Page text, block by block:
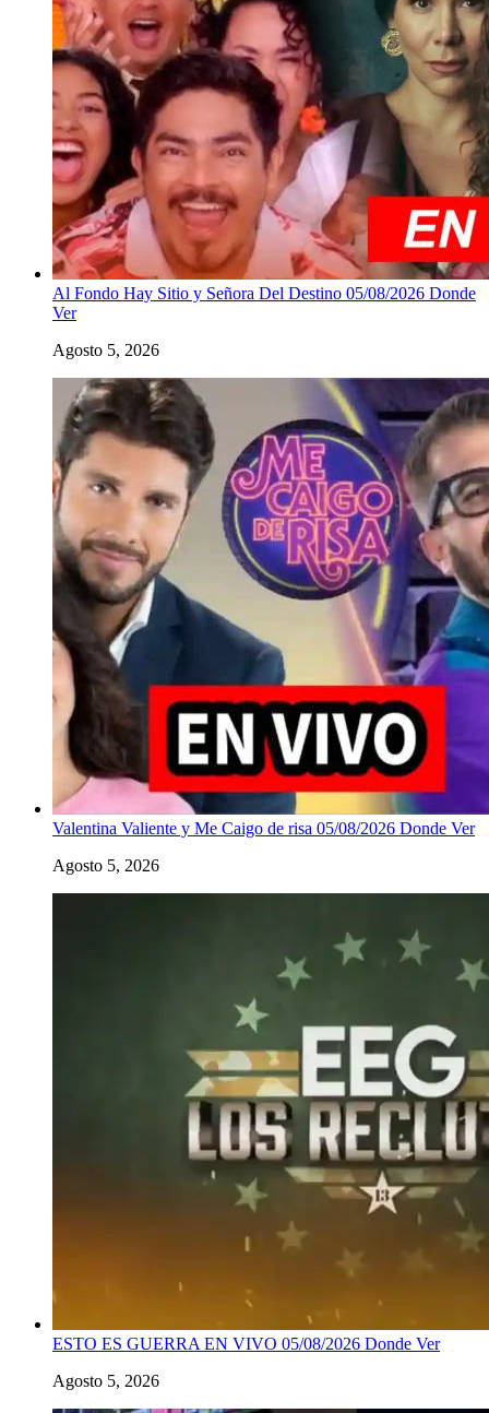
Al Fondo Hay Sitio y Señora Del Destino 05/08/2026 Donde
Ver
Agosto 5, 2026
Valentina Valiente y Me Caigo de risa 05/08/2026 Donde Ver
Agosto 5, 2026
ESTO ES GUERRA EN VIVO 05/08/2026 Donde Ver
Agosto 5, 2026